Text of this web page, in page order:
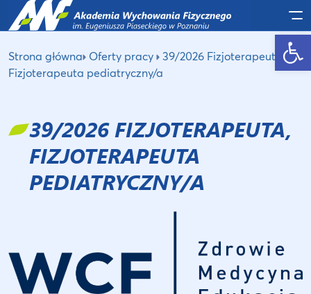
Otwórz pasek narzędzi
Strona główna Oferty pracy
39/2026 Fizjoterapeuta,
Fizjoterapeuta pediatryczny/a
39/2026 FIZJOTERAPEUTA,
FIZJOTERAPEUTA
PEDIATRYCZNY/A